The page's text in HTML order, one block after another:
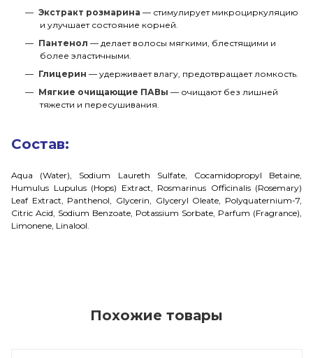
Экстракт розмарина — стимулирует микроциркуляцию
и улучшает состояние корней.
Пантенол — делает волосы мягкими, блестящими и
более эластичными.
Глицерин — удерживает влагу, предотвращает ломкость.
Мягкие очищающие ПАВы — очищают без лишней
тяжести и пересушивания.
Состав:
Aqua (Water), Sodium Laureth Sulfate, Cocamidopropyl Betaine,
Humulus Lupulus (Hops) Extract, Rosmarinus Officinalis (Rosemary)
Leaf Extract, Panthenol, Glycerin, Glyceryl Oleate, Polyquaternium-7,
Citric Acid, Sodium Benzoate, Potassium Sorbate, Parfum (Fragrance),
Limonene, Linalool.
Похожие товары